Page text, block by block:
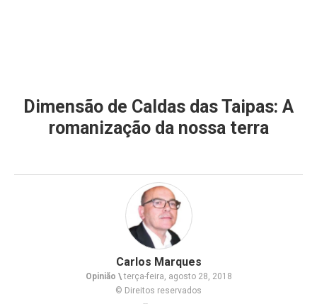
Dimensão de Caldas das Taipas: A
romanização da nossa terra
Carlos Marques
Opinião \terça-feira, agosto 28, 2018
© Direitos reservados